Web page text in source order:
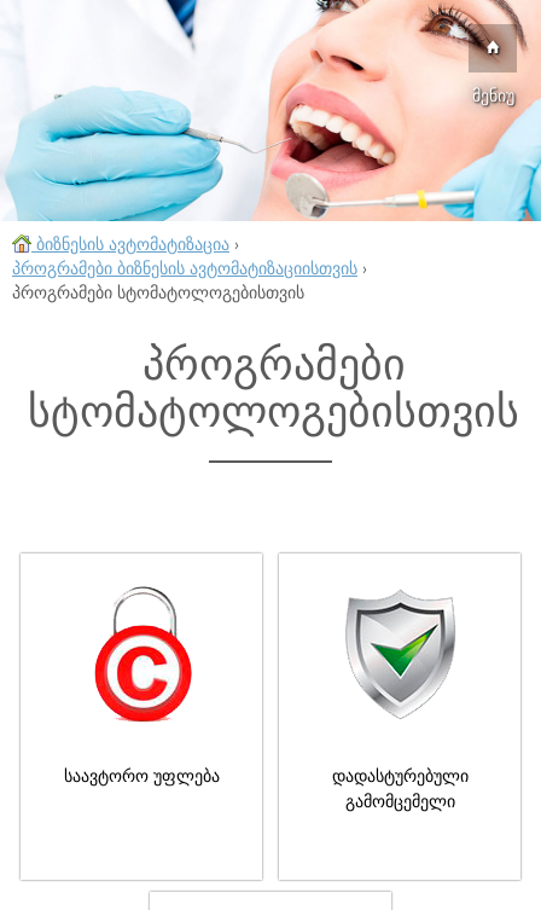
მენიუ
ბიზნესის ავტომატიზაცია ›
პროგრამები ბიზნესის ავტომატიზაციისთვის ›
პროგრამები სტომატოლოგებისთვის
პროგრამები
სტომატოლოგებისთვის
საავტორო უფლება
დადასტურებული
გამომცემელი